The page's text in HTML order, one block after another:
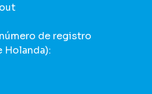
de registro
Holanda):